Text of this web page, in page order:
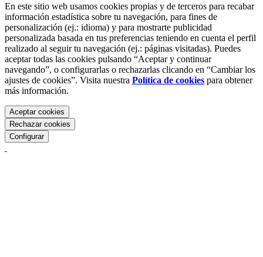
En este sitio web usamos cookies propias y de terceros para recabar
información estadística sobre tu navegación, para fines de
personalización (ej.: idioma) y para mostrarte publicidad
personalizada basada en tus preferencias teniendo en cuenta el perfil
realizado al seguir tu navegación (ej.: páginas visitadas). Puedes
aceptar todas las cookies pulsando “Aceptar y continuar
navegando”, o configurarlas o rechazarlas clicando en “Cambiar los
ajustes de cookies”. Visita nuestra Política de cookies para obtener
más información.
Aceptar cookies
Rechazar cookies
Configurar